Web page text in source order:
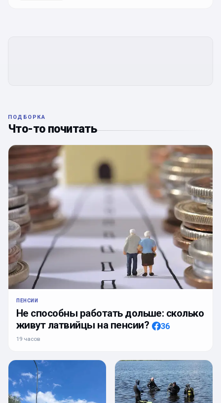
ПОДБОРКА
Что-то почитать
ПЕНСИИ
Не способны работать дольше: сколько
живут латвийцы на пенсии?
36
19 часов